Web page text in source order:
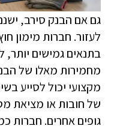
גם אם הבנק סירב,
לעזור. חברות מימון
בתנאים גמישים יותר,
מחמירות מאלו של
מקצועי יכול לסייע
של חובות או מציאת
גופים אחרים. חברות